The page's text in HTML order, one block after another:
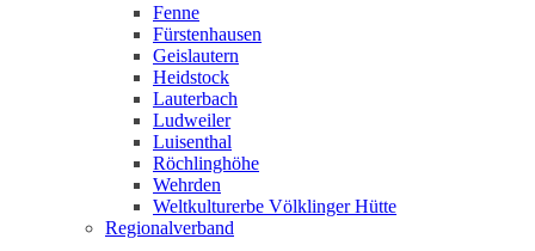
Fenne
Fürstenhausen
Geislautern
Heidstock
Lauterbach
Ludweiler
Luisenthal
Röchlinghöhe
Wehrden
Weltkulturerbe Völklinger Hütte
Regionalverband